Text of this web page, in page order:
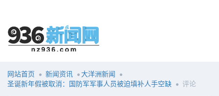
网站首页 新闻资讯
大洋洲新闻
圣诞新年假被取消：国防军军事人员被迫填补人手空缺
评论